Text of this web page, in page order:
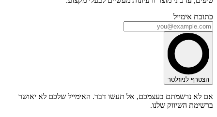
כתובת אימייל
הצטרף לניוזלטר
אם לא נרשמתם בעצמכם, אל תעשו דבר. האימייל שלכם לא יאושר
ברשימת השיווק שלנו.